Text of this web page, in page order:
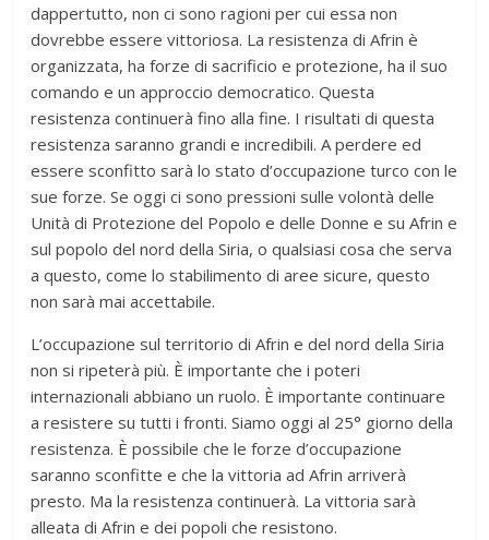
dappertutto, non ci sono ragioni per cui essa non
dovrebbe essere vittoriosa. La resistenza di Afrin è
organizzata, ha forze di sacrificio e protezione, ha il suo
comando e un approccio democratico. Questa
resistenza continuerà fino alla fine. I risultati di questa
resistenza saranno grandi e incredibili. A perdere ed
essere sconfitto sarà lo stato d’occupazione turco con le
sue forze. Se oggi ci sono pressioni sulle volontà delle
Unità di Protezione del Popolo e delle Donne e su Afrin e
sul popolo del nord della Siria, o qualsiasi cosa che serva
a questo, come lo stabilimento di aree sicure, questo
non sarà mai accettabile.
L’occupazione sul territorio di Afrin e del nord della Siria
non si ripeterà più. È importante che i poteri
internazionali abbiano un ruolo. È importante continuare
a resistere su tutti i fronti. Siamo oggi al 25° giorno della
resistenza. È possibile che le forze d’occupazione
saranno sconfitte e che la vittoria ad Afrin arriverà
presto. Ma la resistenza continuerà. La vittoria sarà
alleata di Afrin e dei popoli che resistono.